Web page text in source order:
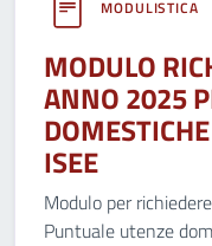
MODULISTICA
MODULO
ANNO 2025
ISEE
Modulo per
Puntuale utenze